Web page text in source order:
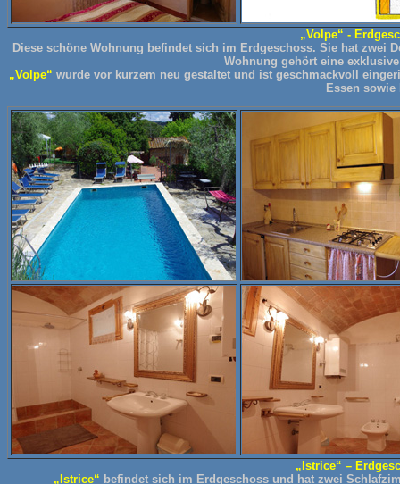
„Volpe“ -
Diese schöne Wohnung befindet sich im Erdgeschoss. Sie hat zwei
Wohnung gehört eine
„Volpe“ wurde vor kurzem neu gestaltet und ist geschmackvoll
Essen
„Istrice“ –
„Istrice“ befindet sich im Erdgeschoss und hat zwei